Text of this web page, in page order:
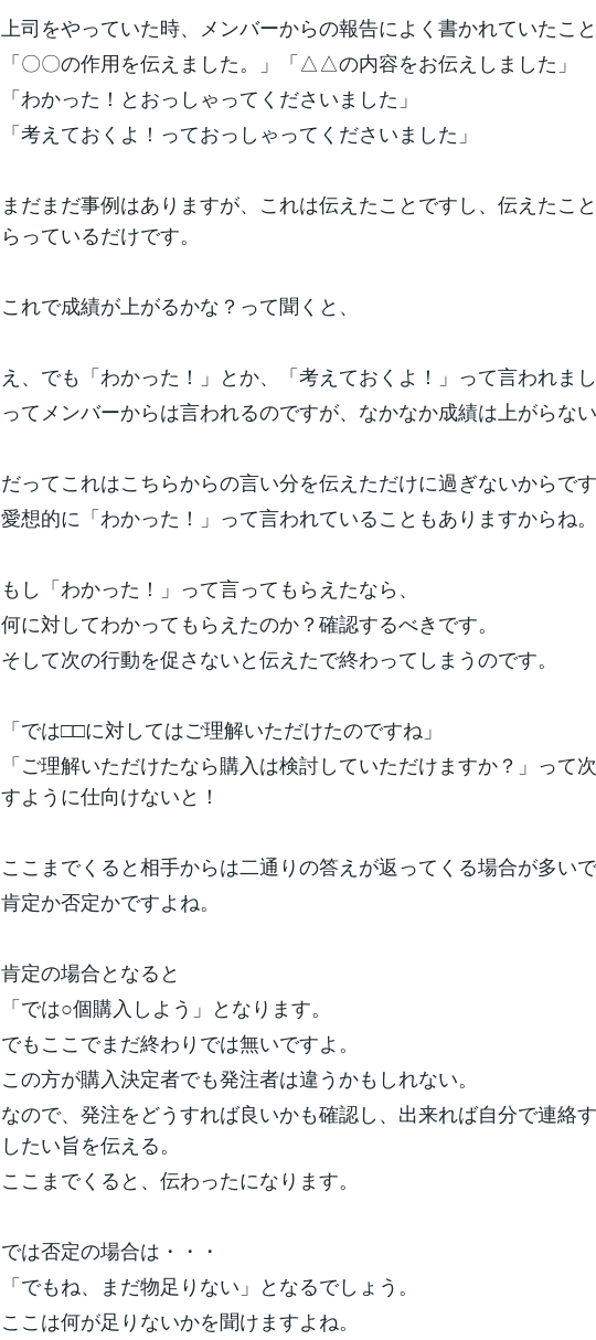
上司をやっていた時、メンバーからの報告によく書かれていたこ
「〇〇の作用を伝えました。」「△△の内容をお伝えしました」
「わかった！とおっしゃってくださいました」
「考えておくよ！っておっしゃってくださいました」
まだまだ事例はありますが、これは伝えたことですし、伝えたこ
らっているだけです。
これで成績が上がるかな？って聞くと、
え、でも「わかった！」とか、「考えておくよ！」って言われま
ってメンバーからは言われるのですが、なかなか成績は上がらな
だってこれはこちらからの言い分を伝えただけに過ぎないからで
愛想的に「わかった！」って言われていることもありますからね。
もし「わかった！」って言ってもらえたなら、
何に対してわかってもらえたのか？確認するべきです。
そして次の行動を促さないと伝えたで終わってしまうのです。
「では□□に対してはご理解いただけたのですね」
「ご理解いただけたなら購入は検討していただけますか？」って
すように仕向けないと！
ここまでくると相手からは二通りの答えが返ってくる場合が多い
肯定か否定かですよね。
肯定の場合となると
「では○個購入しよう」となります。
でもここでまだ終わりでは無いですよ。
この方が購入決定者でも発注者は違うかもしれない。
なので、発注をどうすれば良いかも確認し、出来れば自分で連絡
したい旨を伝える。
ここまでくると、伝わったになります。
では否定の場合は・・・
「でもね、まだ物足りない」となるでしょう。
ここは何が足りないかを聞けますよね。